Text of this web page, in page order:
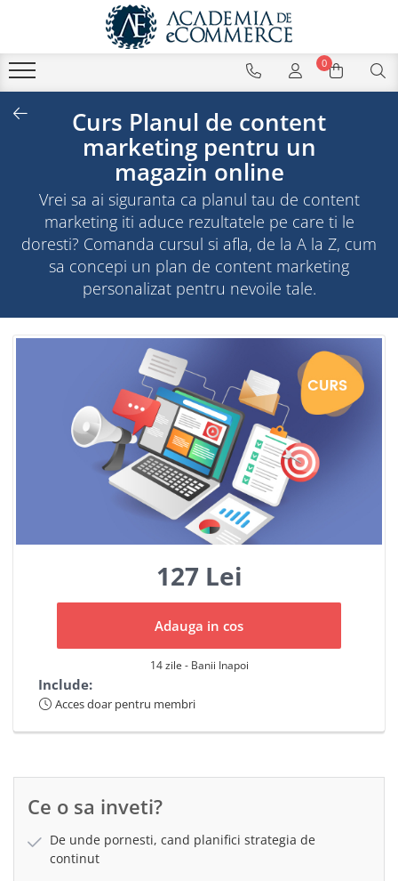
0
Curs Planul de content
marketing pentru un
magazin online
Vrei sa ai siguranta ca planul tau de content
marketing iti aduce rezultatele pe care ti le
doresti? Comanda cursul si afla, de la A la Z, cum
sa concepi un plan de content marketing
personalizat pentru nevoile tale.
127 Lei
Adauga in cos
14 zile - Banii Inapoi
Include:
Acces doar pentru membri
Ce o sa inveti?
De unde pornesti, cand planifici strategia de
continut